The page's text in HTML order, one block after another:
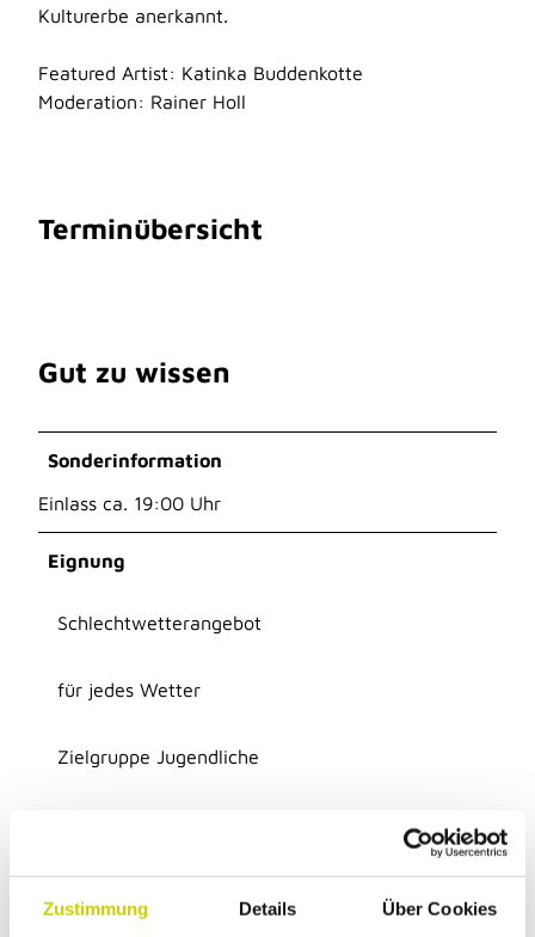
Zustimmung Details Über Cookies
Kulturerbe anerkannt.
Featured Artist: Katinka Buddenkotte
Moderation: Rainer Holl
Terminübersicht
Gut zu wissen
Sonderinformation
Einlass ca. 19:00 Uhr
Eignung
Schlechtwetterangebot
für jedes Wetter
Zielgruppe Jugendliche